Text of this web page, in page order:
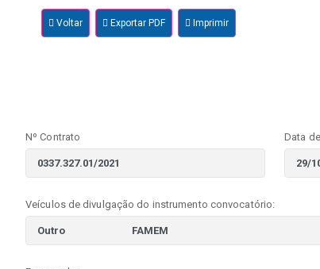
Voltar Exportar PDF Imprimir
Nº Contrato Data
Veículos de divulgação do instrumento convocatório: